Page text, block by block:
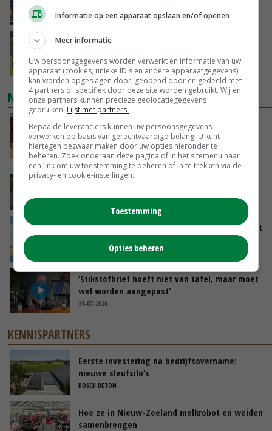
GISTEREN, 16:25
BBB vraagt minister om langer mest uit te
GISTEREN, 15:47
NIEUWSTE VIDEO'S
Danique in Canada: ‘Superveel schik gehad
tijdens stage’
04-08-2026
POAH!: Fendt 1042
01-08-2026
Oekraïne-vlogger Kees Huizinga: ‘Tarwe wordt
geperst, koeien hebben stro nodig’
‘Stikstofbrief hoeft niet van tafel, maar moet
wel worden aangepast’
31-07-2026
KENNISPARTNERS
Eerste investering na bedrijfsovername:
nieuwe sleufsilo’s
BOSCH BETON
Hoe ze in Nieuw-Zeeland melkrobot en weiden
samenbrengen
Informatie op een apparaat opslaan en/of openen
Meer informatie
Uw persoonsgegevens worden verwerkt en informatie van uw
apparaat (cookies, unieke ID's en andere apparaatgegevens)
kan worden opgeslagen door, geopend door en gedeeld met
4 partners of specifiek door deze site worden gebruikt. Wij en
onze partners kunnen precieze geolocatiegegevens
gebruiken. Lijst met partners.
Bepaalde leveranciers kunnen uw persoonsgegevens
verwerken op basis van gerechtvaardigd belang. U kunt
hiertegen bezwaar maken door uw opties hieronder te
beheren. Zoek onderaan deze pagina of in het sitemenu naar
een link om uw toestemming te beheren of in te trekken via de
privacy- en cookie-instellingen.
Toestemming
Opties beheren